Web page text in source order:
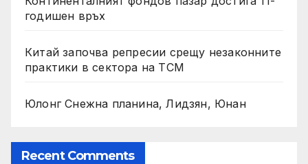
годишен връх
Китай започва репресии срещу незаконните
практики в сектора на TCM
Юлонг Снежна планина, Лидзян, Юнан
Recent Comments